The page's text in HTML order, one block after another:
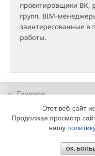
проектировщики ВК,
групп, BIM-
заинтересованные в
работы.
Главное
Подписка
Информация
© 2002 - 2026 OOO
Этот веб-сайт
Продолжая просмотр
нашу
ОК.